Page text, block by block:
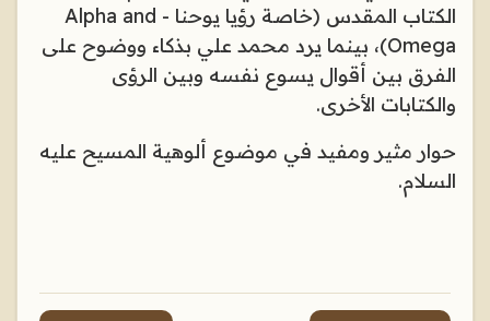
الكتاب المقدس (خاصة رؤيا يوحنا - Alpha and
Omega)، بينما يرد محمد علي بذكاء ووضوح على
الفرق بين أقوال يسوع نفسه وبين الرؤى
والكتابات الأخرى.
حوار مثير ومفيد في موضوع ألوهية المسيح عليه
السلام.